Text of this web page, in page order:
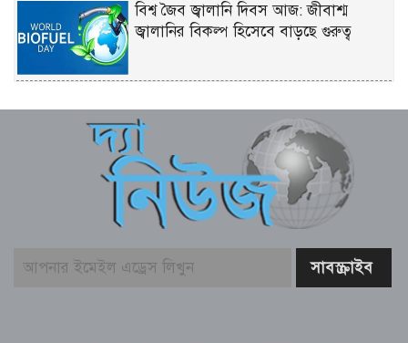
বিশ্ব জৈব জ্বালানি দিবস আজ: জীবাশ্ম
জ্বালানির বিকল্প হিসেবে বাড়ছে গুরুত্ব
রিয়াদে নিহতদের দেশে ফেরানোসহ প্রাপ্য
ক্ষতিপূরনে সহায়তার আশ্বাস
‘টক্সিক’-এর ট্রেলারে ‘অ্যানিমেল’ ছবির
রণবীর কাপুরের মিল দেখছে নেটিজেনরা